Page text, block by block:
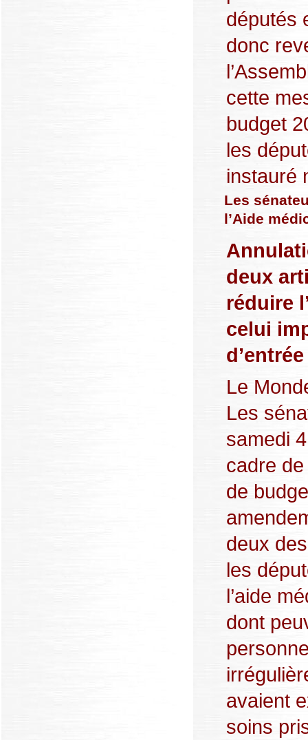
députés
donc
cette
budget
les
instauré
Les
l’Aide
deux
réduire
celui
Le
Les
samedi
cadre de
de
deux
les
l’aide
dont
avaient
soins